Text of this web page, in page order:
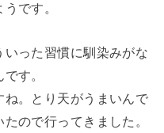
です。
った習慣に馴染みがな
す。
。とり天がうまいんで
ので行ってきました。